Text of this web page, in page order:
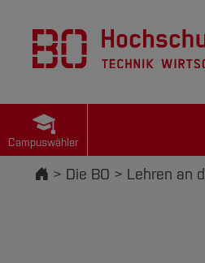
Campuswähler
Startseite
Die BO Lehren an